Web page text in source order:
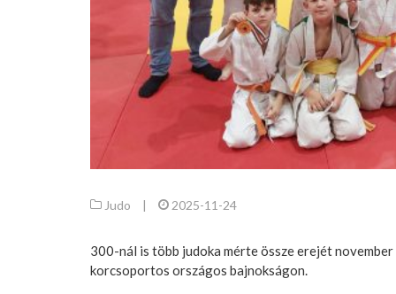
Judo | 2025-11-24
300-nál is több judoka mérte össze erejét
korcsoportos országos bajnokságon.